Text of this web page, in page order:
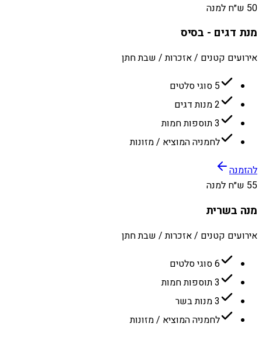
50 ש״ח למנה
מנת דגים - בסיס
אירועים קטנים / אזכרות / שבת חתן
5 סוגי סלטים
2 מנות דגים
3 תוספות חמות
לחמניה המוציא / מזונות
להזמנה
55 ש״ח למנה
מנה בשרית
אירועים קטנים / אזכרות / שבת חתן
6 סוגי סלטים
3 תוספות חמות
3 מנות בשר
לחמניה המוציא / מזונות